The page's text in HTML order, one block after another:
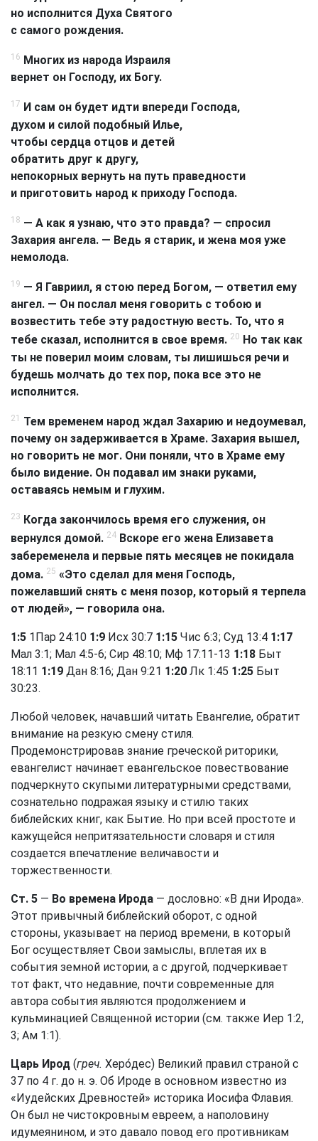
но исполнится Духа Святого
с самого рождения.
16 Многих из народа Израиля
вернет он Господу, их Богу.
17 И сам он будет идти впереди Господа,
духом и силой подобный Илье,
чтобы сердца отцов и детей
обратить друг к другу,
непокорных вернуть на путь праведности
и приготовить народ к приходу Господа.
18 — А как я узнаю, что это правда? — спросил
Захария ангела. — Ведь я старик, и жена моя уже
немолода.
19 — Я Гавриил, я стою перед Богом, — ответил ему
ангел. — Он послал меня говорить с тобою и
возвестить тебе эту радостную весть. То, что я
тебе сказал, исполнится в свое время. 20 Но так как
ты не поверил моим словам, ты лишишься речи и
будешь молчать до тех пор, пока все это не
исполнится.
21 Тем временем народ ждал Захарию и недоумевал,
почему он задерживается в Храме. Захария вышел,
но говорить не мог. Они поняли, что в Храме ему
было видение. Он подавал им знаки руками,
оставаясь немым и глухим.
23 Когда закончилось время его служения, он
вернулся домой. 24 Вскоре его жена Елизавета
забеременела и первые пять месяцев не покидала
дома. 25 «Это сделал для меня Господь,
пожелавший снять с меня позор, который я терпела
от людей», — говорила она.
1:5 1Пар 24:10 1:9 Исх 30:7 1:15 Чис 6:3; Суд 13:4 1:17
Мал 3:1; Мал 4:5-6; Сир 48:10; Мф 17:11-13 1:18 Быт
18:11 1:19 Дан 8:16; Дан 9:21 1:20 Лк 1:45 1:25 Быт
30:23.
Любой человек, начавший читать Евангелие, обратит
внимание на резкую смену стиля.
Продемонстрировав знание греческой риторики,
евангелист начинает евангельское повествование
подчеркнуто скупыми литературными средствами,
сознательно подражая языку и стилю таких
библейских книг, как Бытие. Но при всей простоте и
кажущейся непритязательности словаря и стиля
создается впечатление величавости и
торжественности.
Ст. 5 — Во времена Ирода — дословно: «В дни Ирода».
Этот привычный библейский оборот, с одной
стороны, указывает на период времени, в который
Бог осуществляет Свои замыслы, вплетая их в
события земной истории, а с другой, подчеркивает
тот факт, что недавние, почти современные для
автора события являются продолжением и
кульминацией Священной истории (см. также Иер 1:2,
3; Ам 1:1).
Царь Ирод (греч. Херо́дес) Великий правил страной с
37 по 4 г. до н. э. Об Ироде в основном известно из
«Иудейских Древностей» историка Иосифа Флавия.
Он был не чистокровным евреем, а наполовину
идумеянином, и это давало повод его противникам